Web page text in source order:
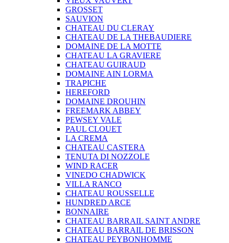
GROSSET
SAUVION
CHATEAU DU CLERAY
CHATEAU DE LA THEBAUDIERE
DOMAINE DE LA MOTTE
CHATEAU LA GRAVIERE
CHATEAU GUIRAUD
DOMAINE AIN LORMA
TRAPICHE
HEREFORD
DOMAINE DROUHIN
FREEMARK ABBEY
PEWSEY VALE
PAUL CLOUET
LA CREMA
CHATEAU CASTERA
TENUTA DI NOZZOLE
WIND RACER
VINEDO CHADWICK
VILLA RANCO
CHATEAU ROUSSELLE
HUNDRED ARCE
BONNAIRE
CHATEAU BARRAIL SAINT ANDRE
CHATEAU BARRAIL DE BRISSON
CHATEAU PEYBONHOMME